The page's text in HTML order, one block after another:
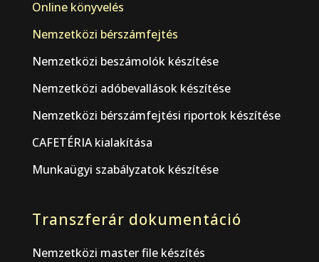
Online könyvelés
Nemzetközi bérszámfejtés
Nemzetközi beszámolók készítése
Nemzetközi adóbevallások készítése
Nemzetközi bérszámfejtési riportok készítése
CAFETÉRIA kialakítása
Munkaügyi szabályzatok készítése
Transzferár dokumentáció
Nemzetközi master file készítés